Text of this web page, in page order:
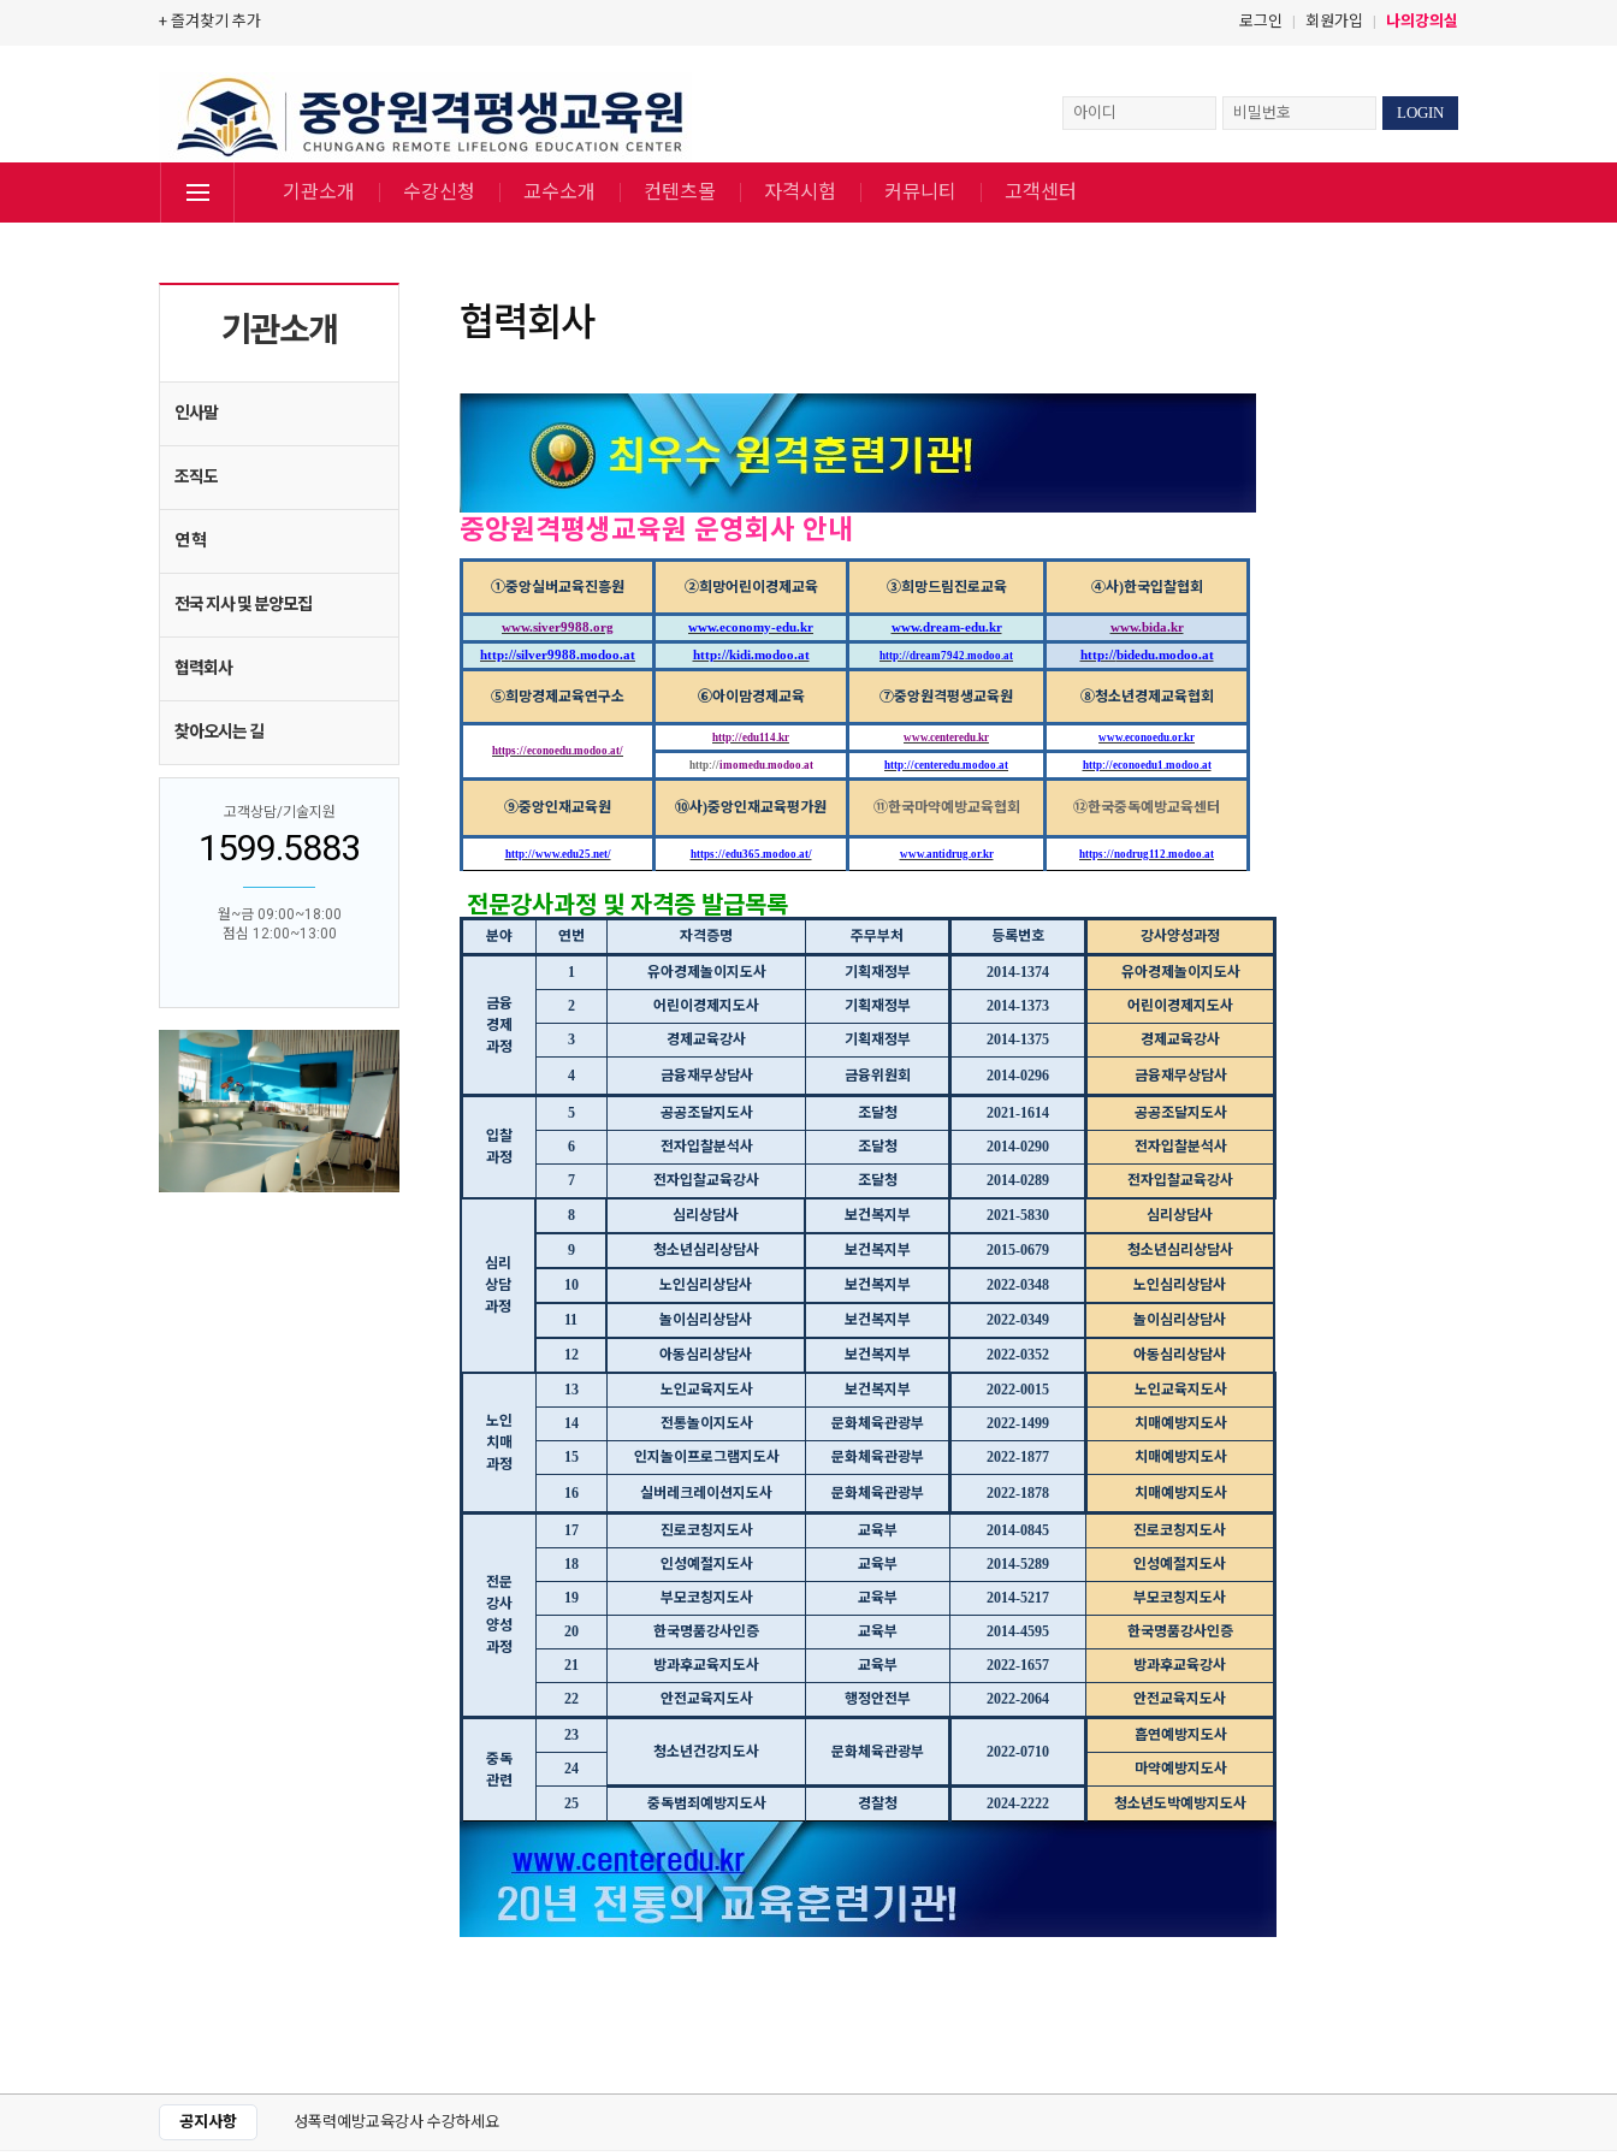
+ 즐겨찾기 추가 로그인 | 회원가입 | 나의강의실
LOGIN
기관소개 수강신청 교수소개 컨텐츠몰 자격시험 커뮤니티 고객센터
기관소개
인사말
조직도
연 혁
전국 지사 및 분양모집
협력회사
찾아오시는 길
고객상담/기술지원
1599.5883
월~금 09:00~18:00
점심 12:00~13:00
협력회사
중앙원격평생교육원 운영회사 안내
①중앙실버교육진흥원 ②희망어린이경제교육 ③희망드림진로교육 ④사)한국입찰협회
www.siver9988.org www.economy-edu.kr www.dream-edu.kr www.bida.kr
http://silver9988.modoo.at http://kidi.modoo.at http://dream7942.modoo.at http://bidedu.modoo.at
⑤희망경제교육연구소 ⑥아이맘경제교육 ⑦중앙원격평생교육원 ⑧청소년경제교육협회
https://econoedu.modoo.at/
http://edu114.kr www.centeredu.kr www.econoedu.or.kr
http://imomedu.modoo.at http://centeredu.modoo.at http://econoedu1.modoo.at
⑨중앙인재교육원 ⑩사)중앙인재교육평가원 ⑪한국마약예방교육협회 ⑫한국중독예방교육센터
http://www.edu25.net/ https://edu365.modoo.at/ www.antidrug.or.kr https://nodrug112.modoo.at
전문강사과정 및 자격증 발급목록
분야 연번 자격증명 주무부처 등록번호 강사양성과정
금융
경제
과정
1 유아경제놀이지도사 기획재정부 2014-1374 유아경제놀이지도사
2 어린이경제지도사 기획재정부 2014-1373 어린이경제지도사
3 경제교육강사 기획재정부 2014-1375 경제교육강사
4 금융재무상담사 금융위원회 2014-0296 금융재무상담사
입찰
과정
5 공공조달지도사 조달청 2021-1614 공공조달지도사
6 전자입찰분석사 조달청 2014-0290 전자입찰분석사
7 전자입찰교육강사 조달청 2014-0289 전자입찰교육강사
심리
상담
과정
8 심리상담사 보건복지부 2021-5830 심리상담사
9 청소년심리상담사 보건복지부 2015-0679 청소년심리상담사
10 노인심리상담사 보건복지부 2022-0348 노인심리상담사
11 놀이심리상담사 보건복지부 2022-0349 놀이심리상담사
12 아동심리상담사 보건복지부 2022-0352 아동심리상담사
노인
치매
과정
13 노인교육지도사 보건복지부 2022-0015 노인교육지도사
14 전통놀이지도사 문화체육관광부 2022-1499 치매예방지도사
15 인지놀이프로그램지도사 문화체육관광부 2022-1877 치매예방지도사
16 실버레크레이션지도사 문화체육관광부 2022-1878 치매예방지도사
전문
강사
양성
과정
17 진로코칭지도사 교육부 2014-0845 진로코칭지도사
18 인성예절지도사 교육부 2014-5289 인성예절지도사
19 부모코칭지도사 교육부 2014-5217 부모코칭지도사
20 한국명품강사인증 교육부 2014-4595 한국명품강사인증
21 방과후교육지도사 교육부 2022-1657 방과후교육강사
22 안전교육지도사 행정안전부 2022-2064 안전교육지도사
중독
관련
23
청소년건강지도사 문화체육관광부 2022-0710
흡연예방지도사
24 마약예방지도사
25 중독범죄예방지도사 경찰청 2024-2222 청소년도박예방지도사
공지사항 성폭력예방교육강사 수강하세요